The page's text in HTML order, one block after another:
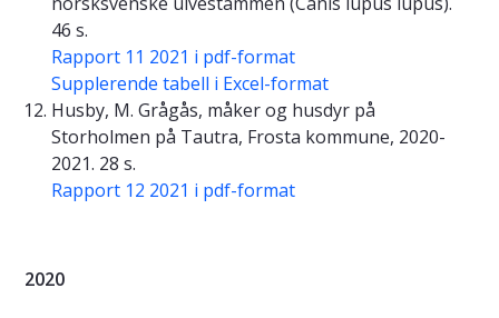
46 s.
Rapport 11 2021 i pdf-format
Supplerende tabell i Excel-format
Husby, M. Grågås, måker og husdyr på
Storholmen på Tautra, Frosta kommune, 2020-
2021. 28 s.
Rapport 12 2021 i pdf-format
2020